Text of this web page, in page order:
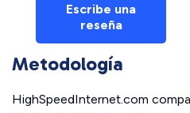
Escribe una
reseña
Metodología
HighSpeedInternet.com